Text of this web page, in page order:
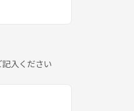
入ください